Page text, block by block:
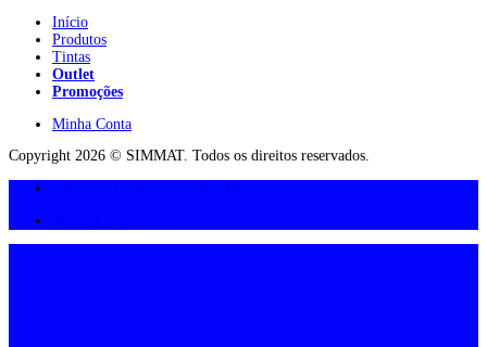
Início
Produtos
Tintas
Outlet
Promoções
Minha Conta
Copyright 2026 © SIMMAT. Todos os direitos reservados.